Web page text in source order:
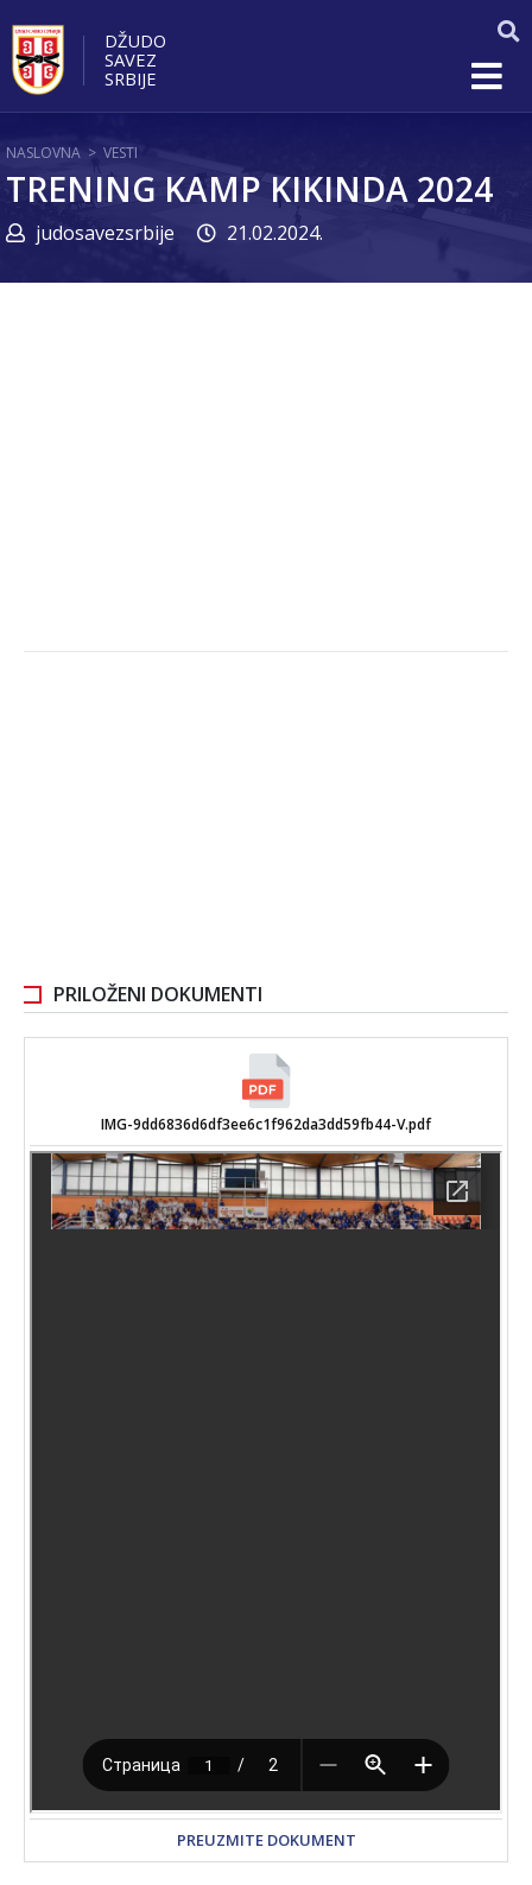
DŽUDO
SAVEZ
SRBIJE
NASLOVNA > VESTI
TRENING KAMP KIKINDA 2024
judosavezsrbije 21.02.2024.
PRILOŽENI DOKUMENTI
IMG-9dd6836d6df3ee6c1f962da3dd59fb44-V.pdf
PREUZMITE DOKUMENT